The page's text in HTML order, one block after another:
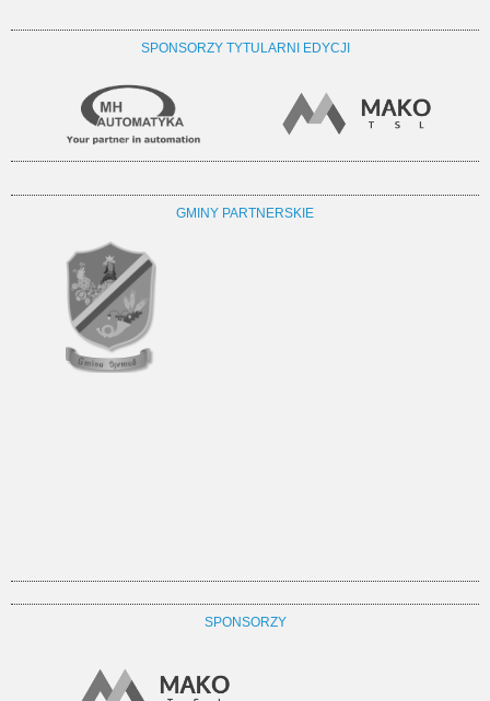
SPONSORZY TYTULARNI EDYCJI
GMINY PARTNERSKIE
SPONSORZY